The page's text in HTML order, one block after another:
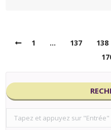
1 … 137 138
Search: